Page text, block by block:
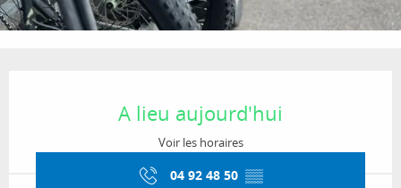
A lieu aujourd'hui
Voir les horaires
04 92 48 50 ▒▒